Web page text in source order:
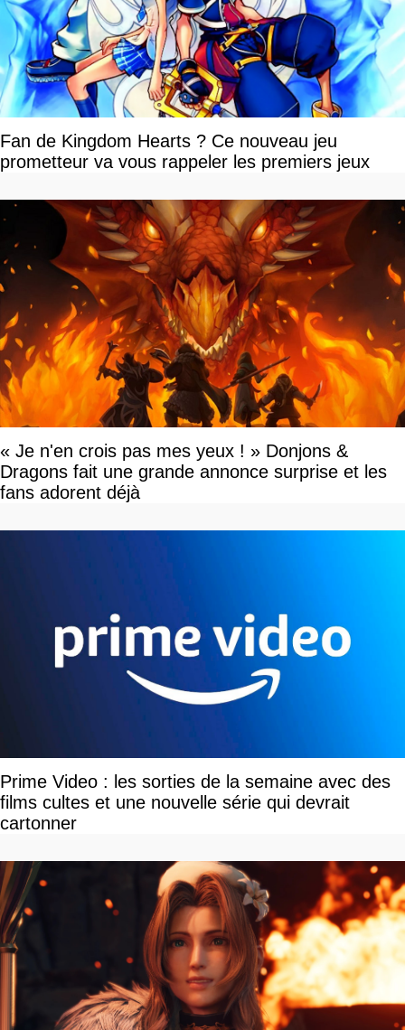
Fan de Kingdom Hearts ? Ce nouveau jeu
prometteur va vous rappeler les premiers jeux
« Je n'en crois pas mes yeux ! » Donjons &
Dragons fait une grande annonce surprise et les
fans adorent déjà
Prime Video : les sorties de la semaine avec des
films cultes et une nouvelle série qui devrait
cartonner